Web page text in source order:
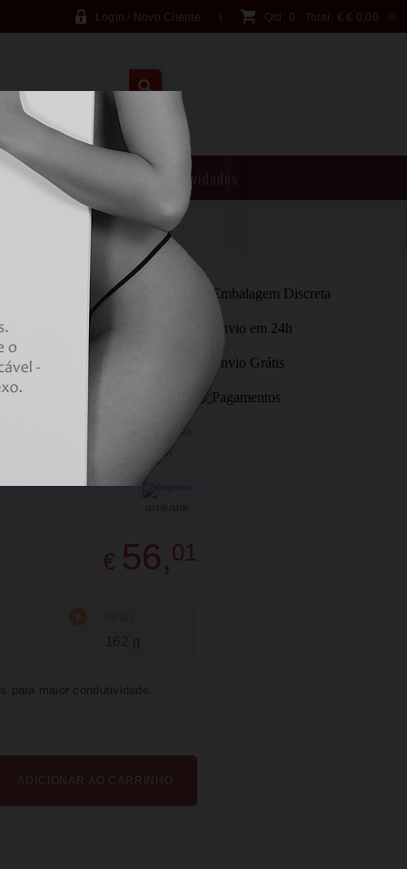
Login / Novo Cliente Qtd: 0 Total: € € 0,00
PESQUISA AVANÇADA
Brincadeiras Novidades
SUGERIR
€ 56,01
162 g
para maior condutividade.
ADICIONAR AO CARRINHO